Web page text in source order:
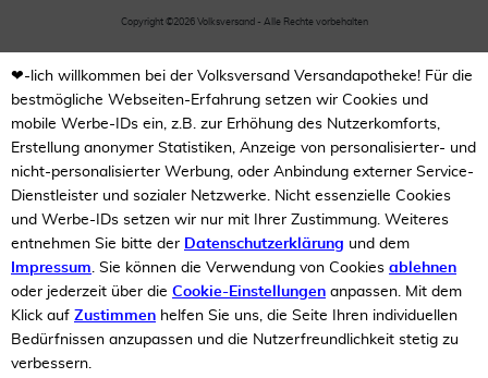
Copyright ©2026 Volksversand - Alle Rechte vorbehalten
❤-lich willkommen bei der Volksversand Versandapotheke! Für die
bestmögliche Webseiten-Erfahrung setzen wir Cookies und
mobile Werbe-IDs ein, z.B. zur Erhöhung des Nutzerkomforts,
Erstellung anonymer Statistiken, Anzeige von personalisierter- und
nicht-personalisierter Werbung, oder Anbindung externer Service-
Dienstleister und sozialer Netzwerke. Nicht essenzielle Cookies
und Werbe-IDs setzen wir nur mit Ihrer Zustimmung. Weiteres
entnehmen Sie bitte der Datenschutzerklärung und dem
Impressum. Sie können die Verwendung von Cookies ablehnen
oder jederzeit über die Cookie-Einstellungen anpassen. Mit dem
Klick auf Zustimmen helfen Sie uns, die Seite Ihren individuellen
Bedürfnissen anzupassen und die Nutzerfreundlichkeit stetig zu
verbessern.